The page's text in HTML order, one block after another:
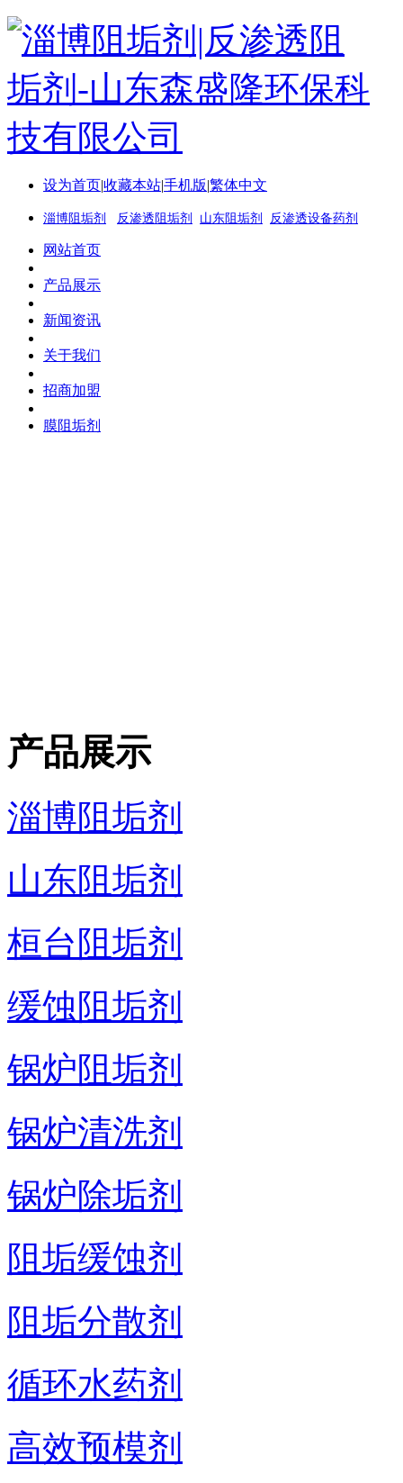
设为首页|收藏本站|手机版|繁体中文
淄博阻垢剂 反渗透阻垢剂 山东阻垢剂 反渗透设备药剂
网站首页
产品展示
新闻资讯
关于我们
招商加盟
膜阻垢剂
产品展示
淄博阻垢剂
山东阻垢剂
桓台阻垢剂
缓蚀阻垢剂
锅炉阻垢剂
锅炉清洗剂
锅炉除垢剂
阻垢缓蚀剂
阻垢分散剂
循环水药剂
高效预模剂